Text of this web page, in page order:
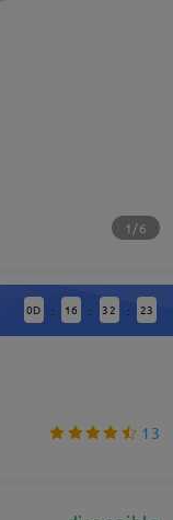
1/6
0D : 16 : 32 : 22
13